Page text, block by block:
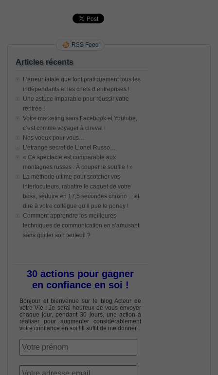
RSS Feed
Articles récents
L’erreur fatale que font pratiquement tous les
indépendants et les chefs d’entreprises !
Une astuce imparable pour réussir votre
rentrée !
Votre marketing sans Facebook et Youtube,
c’est comme voyager à cheval !
Nos voeux pour vous…
L’étrange secret de Lionel Russo…
« Ce spectacle est comparable aux
montagnes russes : À couper le souffle ! »
La méthode ultime pour scotcher vos
interlocuteurs, rabattre le caquet de votre
boss, séduire en 17,5 secondes chrono… et
dire à votre collègue qu’il pue le poney !
Comment apprendre les meilleures
techniques de communication en s’amusant
sans quitter son fauteuil ?
30 actions pour gagner
en confiance en soi !
Bonjour et bienvenue sur le blog Acteur de
votre Vie ! Je serai heureux de vous envoyer
chaque jour, pendant 30 jours, une action à
réaliser pour augmenter considérablement
votre confiance en soi ! Il suffit de me donner :